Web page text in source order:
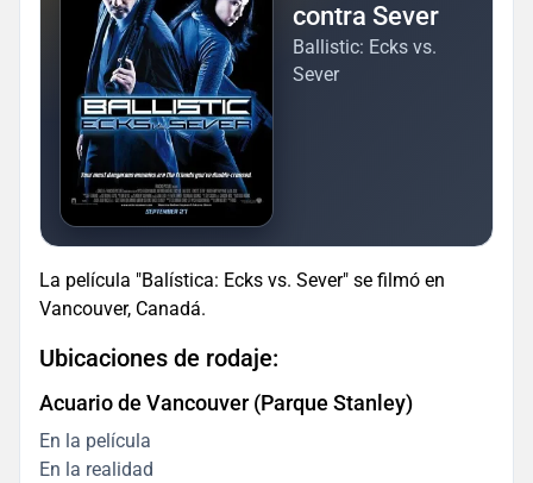
contra Sever
Ballistic: Ecks vs.
Sever
La película "Balística: Ecks vs. Sever" se filmó en
Vancouver, Canadá.
Ubicaciones de rodaje:
Acuario de Vancouver (Parque Stanley)
En la película
En la realidad